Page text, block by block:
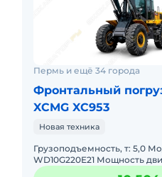
Пермь и ещё 34 города
Фронтальный
XCMG XC953
Новая техника
Грузоподъемность, т: 5,0 Модель двигателя:
WD10G220E21 Мощность двигателя, л.с: 220 Мощность,
кВт: 162 Эксплуатационная масса, т: 17,0 Объем ковша,